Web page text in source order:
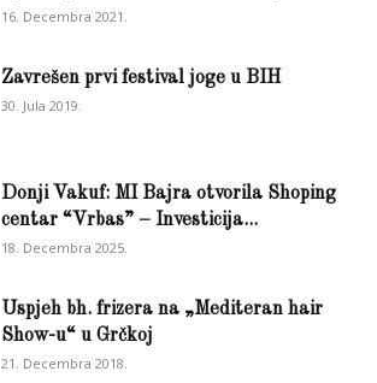
16. Decembra 2021.
Zavrešen prvi festival joge u BIH
30. Jula 2019.
Donji Vakuf: MI Bajra otvorila Shoping
centar “Vrbas” – Investicija...
18. Decembra 2025.
Uspjeh bh. frizera na „Mediteran hair
Show-u“ u Grčkoj
21. Decembra 2018.